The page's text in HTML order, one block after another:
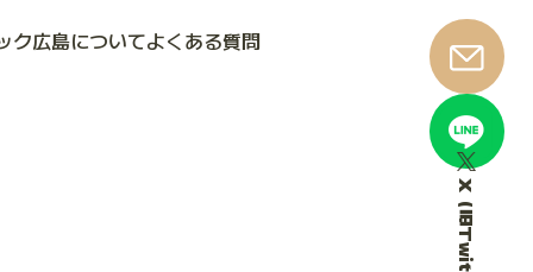
ク広島についてよくある質問